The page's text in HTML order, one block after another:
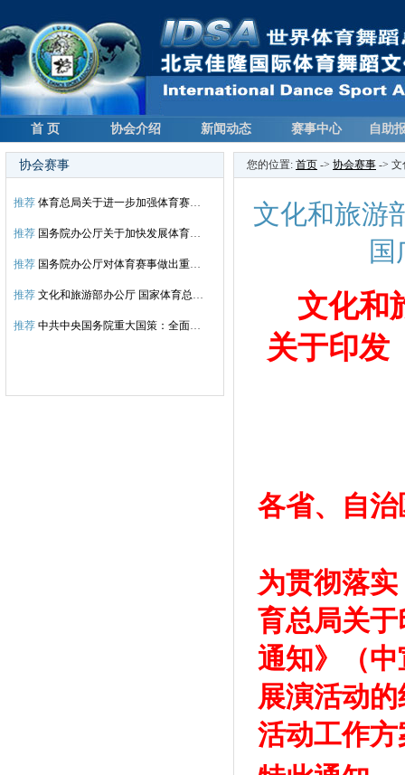
首 页 协会介绍 新闻动态 赛事中心 自助
协会赛事
推荐 体育总局关于进一步加强体育赛事活动监管和服务工作的通知
推荐 国务院办公厅关于加快发展体育竞赛表演产业的指导意见
推荐 国务院办公厅对体育赛事做出重大指示
推荐 文化和旅游部办公厅 国家体育总局办公厅关于印发 《全国广场舞展演活动工作方案》的通知
推荐 中共中央国务院重大国策：全面复兴传统文化！
您的位置: 首页 -> 协会赛事 -> 文
文化和旅游
文化和
关于印发
各省、自
为贯彻落
育总局关
通知》（
展演活动
活动工作